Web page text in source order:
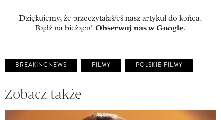
Dziękujemy, że przeczytałaś/eś nasz artykuł do końca.
Bądź na bieżąco! Obserwuj nas w Google.
BREAKINGNEWS FILMY POLSKIE FILMY
Zobacz także